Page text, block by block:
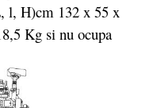
l, H)cm 132 x 55 x
Kg si nu ocupa